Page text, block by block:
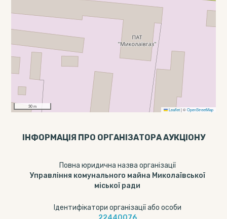
30 m
Leaflet |©OpenStreetMap
ІНФОРМАЦІЯ ПРО ОРГАНІЗАТОРА АУКЦІОНУ
Повна юридична назва організації
Управління комунального майна Миколаївської
міської ради
Ідентифікатори організації або особи